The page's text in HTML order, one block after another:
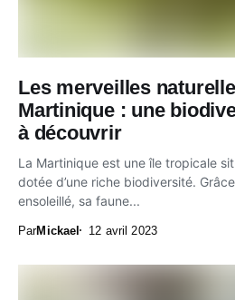
Les merveilles
Martinique : une
à découvrir
La Martinique est une île tropicale
dotée d’une riche biodiversité.
ensoleillé, sa faune...
ParMickael 12 avril 2023